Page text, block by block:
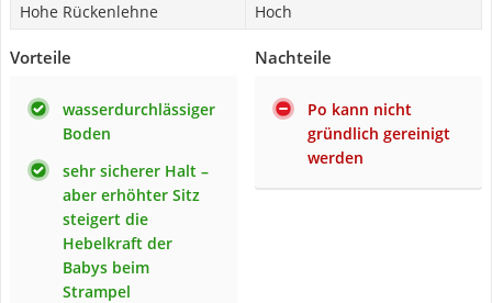
Hohe Rückenlehne
Hoch
Vorteile
wasserdurchlässiger
Boden
sehr sicherer Halt –
aber erhöhter Sitz
steigert die
Hebelkraft der
Babys beim
Strampel
Nachteile
Po kann nicht
gründlich gereinigt
werden